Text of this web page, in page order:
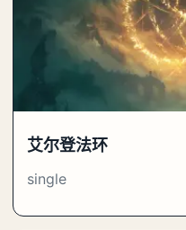
艾尔登法环
single